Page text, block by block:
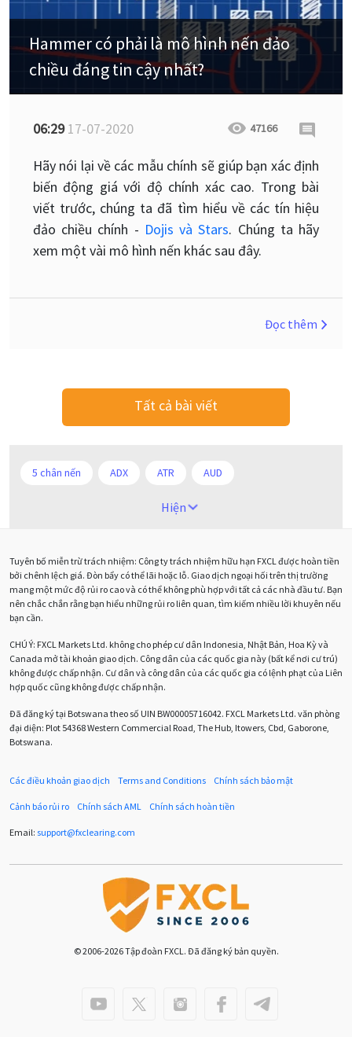
Hammer có phải là mô hình nến đảo
chiều đáng tin cậy nhất?
06:2917-07-2020 47166
Hãy nói lại về các mẫu chính sẽ giúp bạn xác định
biến động giá với độ chính xác cao. Trong bài
viết trước, chúng ta đã tìm hiểu về các tín hiệu
đảo chiều chính - Dojis và Stars. Chúng ta hãy
xem một vài mô hình nến khác sau đây.
Đọc thêm
Tất cả bài viết
5 chân nến ADX ATR AUD
Android
Bảng Anh Bảng lương phi nông nghiệp CAD
CHF COVI-19 COVID-19 CPI Charles Dow
Chuyên gia cố vấn Chuyên gia tư vấn
Con số xu hướng Các mức Fibonacci Cắt lỗ
Dừng lại Dừng lỗ
EUR / AUD EUR / USD
EURJPY EURUSD Euro
Expert Advisor Expert Advisors FOMC
Hiện
Tuyên bố miễn trừ trách nhiệm: Công ty trách nhiệm hữu hạn FXCL được hoàn tiền
bởi chênh lệch giá. Đòn bẩy có thể lãi hoặc lỗ. Giao dịch ngoại hối trên thị trường
mang một mức độ rủi ro cao và có thể không phù hợp với tất cả các nhà đầu tư. Bạn
nên chắc chắn rằng bạn hiểu những rủi ro liên quan, tìm kiếm nhiều lời khuyên nếu
bạn cần.
CHÚ Ý: FXCL Markets Ltd. không cho phép cư dân Indonesia, Nhật Bản, Hoa Kỳ và
Canada mở tài khoản giao dịch. Công dân của các quốc gia này (bất kể nơi cư trú)
không được chấp nhận. Cư dân và công dân của các quốc gia có lệnh phạt của Liên
hợp quốc cũng không được chấp nhận.
Đã đăng ký tại Botswana theo số UIN BW00005716042. FXCL Markets Ltd. văn phòng
đại diện: Plot 54368 Western Commercial Road, The Hub, Itowers, Cbd, Gaborone,
Botswana.
Các điều khoản giao dịch Terms and Conditions Chính sách bảo mật
Cảnh báo rủi ro Chính sách AML Chính sách hoàn tiền
Email: support@fxclearing.com
© 2006-2026 Tập đoàn FXCL. Đã đăng ký bản quyền.